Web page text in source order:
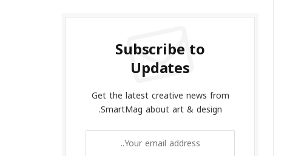
Subscribe to
Updates
Get the latest creative news from
SmartMag about art & design.